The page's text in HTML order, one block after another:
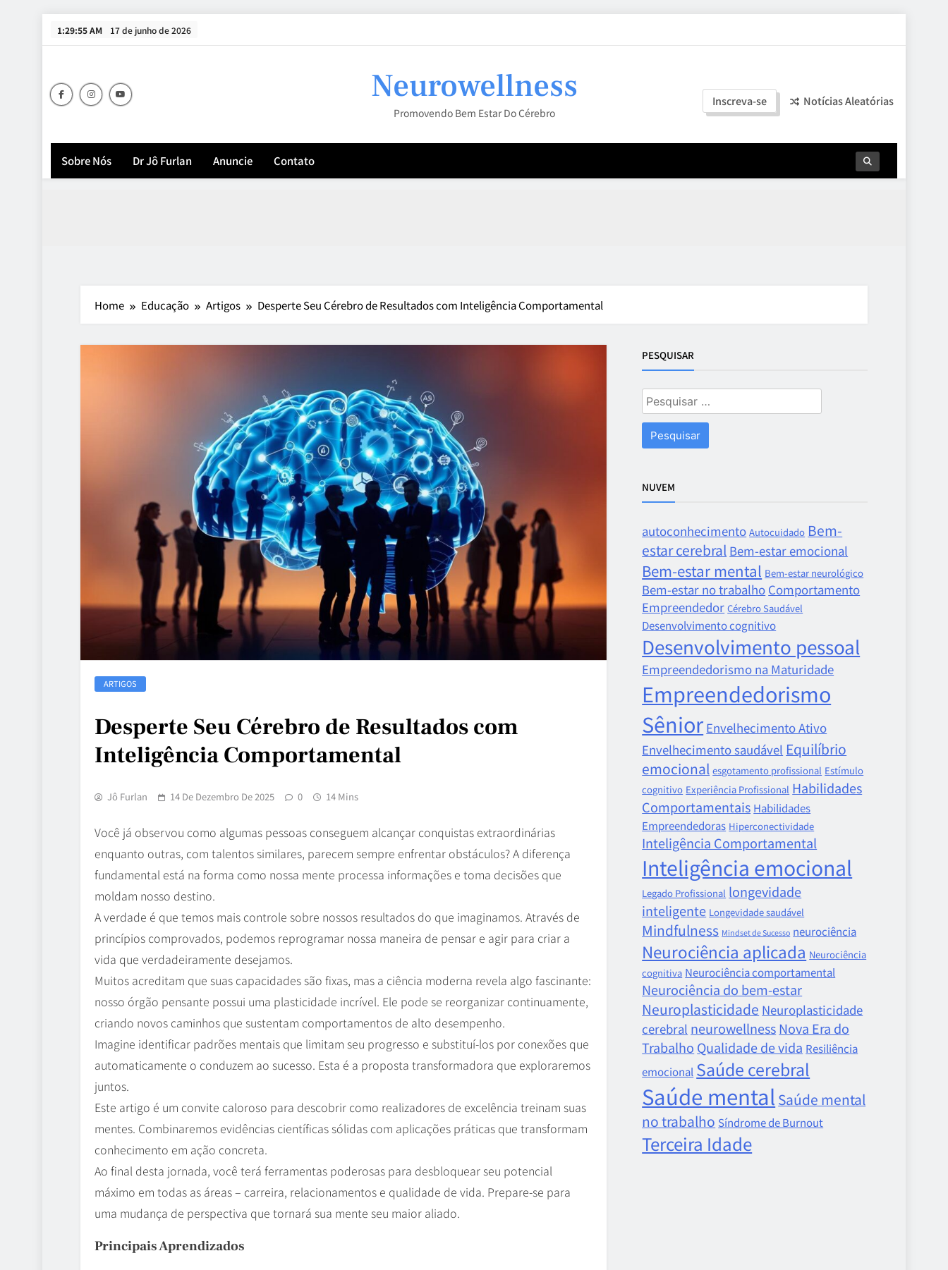
1:29:56 AM 17 de junho de 2026
Neurowellness
Promovendo Bem Estar Do Cérebro
Inscreva-se Notícias Aleatórias
Sobre Nós Dr Jô Furlan Anuncie Contato
Home Educação Artigos Desperte Seu Cérebro de Resultados com Inteligência Comportamental
ARTIGOS
Desperte Seu Cérebro de Resultados com
Inteligência Comportamental
Jô Furlan 14 De Dezembro De 2025 0 14 Mins
Você já observou como algumas pessoas conseguem alcançar conquistas extraordinárias
enquanto outras, com talentos similares, parecem sempre enfrentar obstáculos? A diferença
fundamental está na forma como nossa mente processa informações e toma decisões que
moldam nosso destino.
A verdade é que temos mais controle sobre nossos resultados do que imaginamos. Através de
princípios comprovados, podemos reprogramar nossa maneira de pensar e agir para criar a
vida que verdadeiramente desejamos.
Muitos acreditam que suas capacidades são fixas, mas a ciência moderna revela algo fascinante:
nosso órgão pensante possui uma plasticidade incrível. Ele pode se reorganizar continuamente,
criando novos caminhos que sustentam comportamentos de alto desempenho.
Imagine identificar padrões mentais que limitam seu progresso e substituí-los por conexões que
automaticamente o conduzem ao sucesso. Esta é a proposta transformadora que exploraremos
juntos.
Este artigo é um convite caloroso para descobrir como realizadores de excelência treinam suas
mentes. Combinaremos evidências científicas sólidas com aplicações práticas que transformam
conhecimento em ação concreta.
Ao final desta jornada, você terá ferramentas poderosas para desbloquear seu potencial
máximo em todas as áreas – carreira, relacionamentos e qualidade de vida. Prepare-se para
uma mudança de perspectiva que tornará sua mente seu maior aliado.
Principais Aprendizados
PESQUISAR
Pesquisar
por:
NUVEM
autoconhecimento Autocuidado Bem-
estar cerebral Bem-estar emocional
Bem-estar mental Bem-estar neurológico
Bem-estar no trabalho Comportamento
Empreendedor Cérebro Saudável
Desenvolvimento cognitivo
Desenvolvimento pessoal
Empreendedorismo na Maturidade
Empreendedorismo
SêniorEnvelhecimento Ativo
Envelhecimento saudável Equilíbrio
emocional esgotamento profissional Estímulo
cognitivo Experiência Profissional Habilidades
Comportamentais Habilidades
Empreendedoras Hiperconectividade
Inteligência Comportamental
Inteligência emocional
Legado Profissional longevidade
inteligente Longevidade saudável
Mindfulness Mindset de Sucesso neurociência
Neurociência aplicada Neurociência
cognitiva Neurociência comportamental
Neurociência do bem-estar
Neuroplasticidade Neuroplasticidade
cerebral neurowellnessNova Era do
Trabalho Qualidade de vida Resiliência
emocional Saúde cerebral
Saúde mental Saúde mental
no trabalho Síndrome de Burnout
Terceira Idade